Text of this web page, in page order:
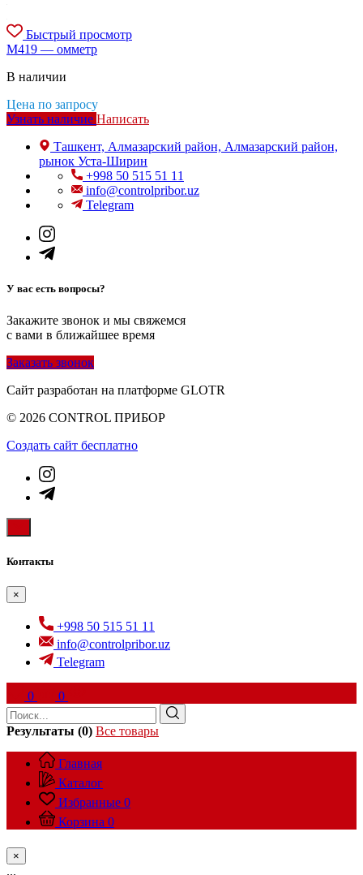
Быстрый просмотр
М419 — омметр
В наличии
Цена по запросу
Узнать наличие Написать
Ташкент, Алмазарский район, Алмазарский район,
рынок Уста-Ширин
+998 50 515 51 11
info@controlpribor.uz
Telegram
У вас есть вопросы?
Закажите звонок и мы свяжемся
с вами в ближайшее время
Заказать звонок
Сайт разработан на платформе GLOTR
© 2026 CONTROL ПРИБОР
Создать cайт бесплатно
Контакты
×
+998 50 515 51 11
info@controlpribor.uz
Telegram
0 0
Результаты (0) Все товары
Главная
Каталог
Избранные 0
Корзина 0
×
...